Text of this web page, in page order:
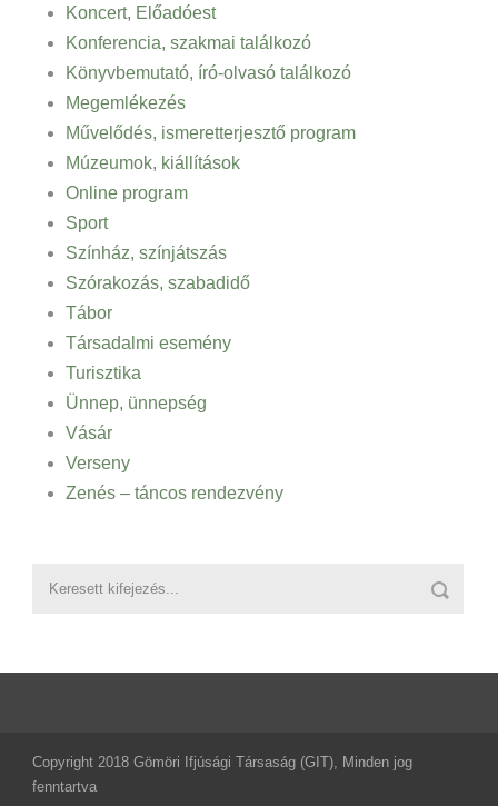
Koncert, Előadóest
Konferencia, szakmai találkozó
Könyvbemutató, író-olvasó találkozó
Megemlékezés
Művelődés, ismeretterjesztő program
Múzeumok, kiállítások
Online program
Sport
Színház, színjátszás
Szórakozás, szabadidő
Tábor
Társadalmi esemény
Turisztika
Ünnep, ünnepség
Vásár
Verseny
Zenés – táncos rendezvény
Copyright 2018 Gömöri Ifjúsági Társaság (GIT), Minden jog
fenntartva